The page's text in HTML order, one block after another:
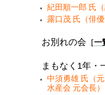
紀田順一郎 氏（
露口茂 氏（俳優
お別れの会 ［一
まもなく1年・
中須勇雄 氏（
水産会 元会長）